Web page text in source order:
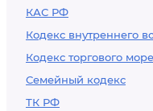
КАС РФ
Кодекс внутреннего
Кодекс торгового
Семейный кодекс
ТК РФ